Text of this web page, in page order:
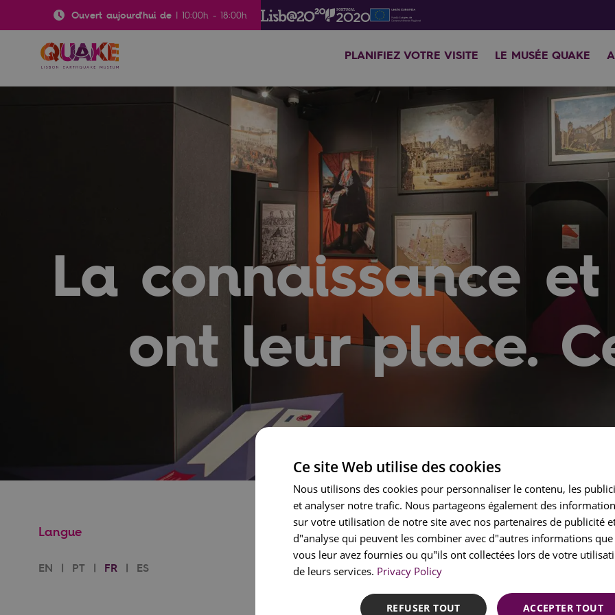
Ouvert aujourd'hui de | 10:00h - 18:00h
PLANIFIEZ VOTRE VISITE LE MUSÉE QUAKE
La connaissance
ont leur place.
Langue
EN PT FR ES
Ce site Web utilise des cookies
Nous utilisons des cookies pour personnaliser le contenu, les
et analyser notre trafic. Nous partageons également des
sur votre utilisation de notre site avec nos partenaires de publicité
d"analyse qui peuvent les combiner avec d"autres informations que
vous leur avez fournies ou qu"ils ont collectées lors de votre
de leurs services. Privacy Policy
ACCEPTER TOUT
REFUSER TOUT